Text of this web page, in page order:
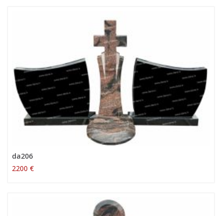
da206
2200 €